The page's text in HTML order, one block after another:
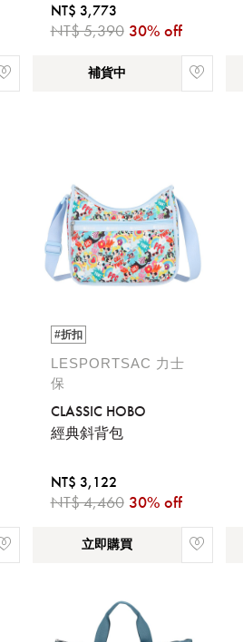
NT$ 3,773
NT$ 5,390 30% off
補貨中
#折扣
LESPORTSAC 力士
保
CLASSIC HOBO
經典斜背包
NT$ 3,122
NT$ 4,460 30% off
立即購買